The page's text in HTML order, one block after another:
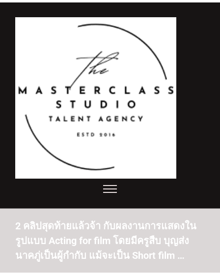
2 คลิปสุดท้ายแล้วจ้า กับผลงานการแสดงใน
รูปแบบ Acting for film โดยมีครูสืบ บุญส่ง
นาคภู่เป็นผู้กำกับ แม้จะเป็น Short film …